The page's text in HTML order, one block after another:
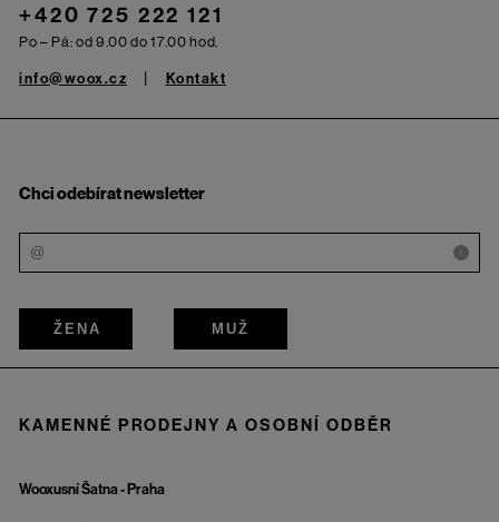
+420 725 222 121
Po – Pá: od 9.00 do 17.00 hod.
info@woox.cz Kontakt
Chci odebírat newsletter
i
ŽENA MUŽ
KAMENNÉ PRODEJNY A OSOBNÍ ODBĚR
Wooxusní Šatna - Praha